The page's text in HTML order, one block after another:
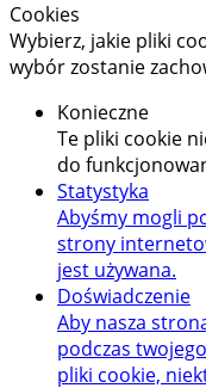
Cookies
Wybierz, jakie pliki
wybór zostanie
Konieczne
Te pliki cookie
do
Statystyka
Abyśmy mogli
strony
jest używana.
Doświadczenie
Aby nasza
podczas
pliki cookie,